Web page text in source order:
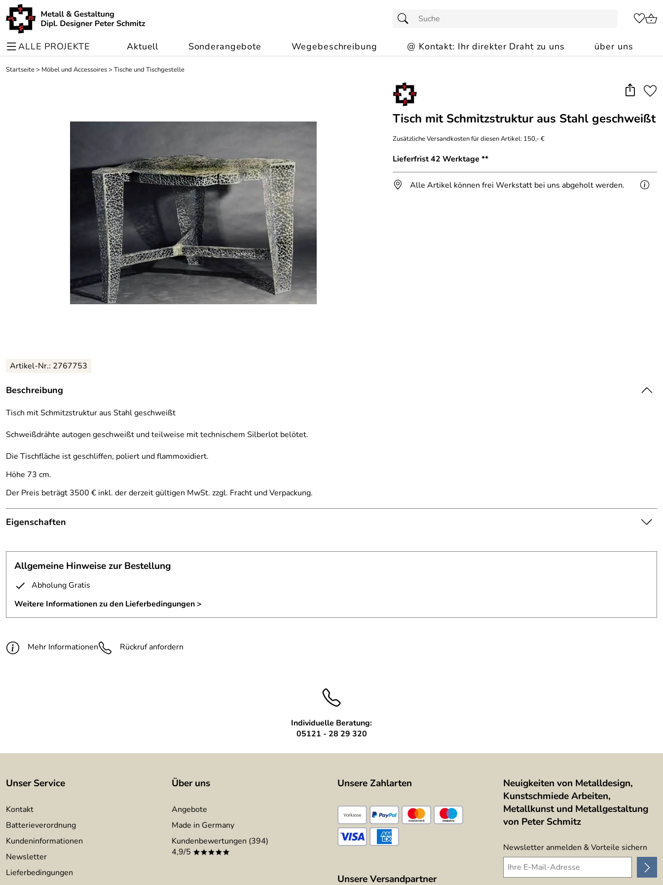
ALLE PROJEKTE Aktuell Sonderangebote Wegebeschreibung @ Kontakt: Ihr direkter Draht zu uns über uns
Startseite> Möbel und Accessoires> Tische und Tischgestelle
Tisch mit Schmitzstruktur aus Stahl geschweißt
Zusätzliche Versandkosten für diesen Artikel: 150,- €
Lieferfrist 42 Werktage **
Alle Artikel können frei Werkstatt bei uns abgeholt werden.
Artikel-Nr.: 2767753
Beschreibung
Tisch mit Schmitzstruktur aus Stahl geschweißt
Schweißdrähte autogen geschweißt und teilweise mit technischem Silberlot belötet.
Die Tischfläche ist geschliffen, poliert und flammoxidiert.
Höhe 73 cm.
Der Preis beträgt 3500 € inkl. der derzeit gültigen MwSt. zzgl. Fracht und Verpackung.
Eigenschaften
Höhe:
73 cm
Material:
5 mm Schweißdraht autogen geschweißt
Tischplatte:
mit Silberlot belötet, geschliffen, flammoxidiert
Allgemeine Hinweise zur Bestellung
Abholung Gratis
Weitere Informationen zu den Lieferbedingungen >
Mehr Informationen Rückruf anfordern
Individuelle Beratung:
05121 - 28 29 320
Unser Service
Kontakt
Batterieverordnung
Kundeninformationen
Newsletter
Lieferbedingungen
Über uns
Angebote
Made in Germany
Kundenbewertungen (394)
4,9/5 *****
Unsere Zahlarten
Unsere Versandpartner
Neuigkeiten von Metalldesign,
Kunstschmiede Arbeiten,
Metallkunst und Metallgestaltung
von Peter Schmitz
Newsletter anmelden & Vorteile sichern